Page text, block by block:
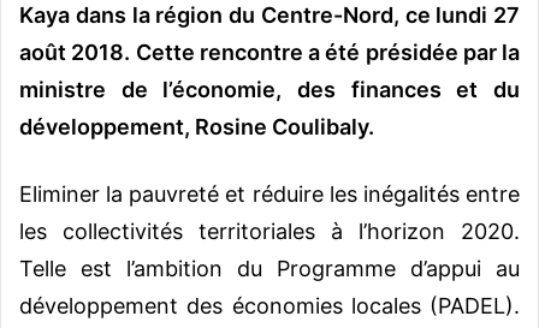
Kaya dans la région du Centre-Nord, ce lundi 27
août 2018. Cette rencontre a été présidée par la
ministre de l’économie, des finances et du
développement, Rosine Coulibaly.
Eliminer la pauvreté et réduire les inégalités entre
les collectivités territoriales à l’horizon 2020.
Telle est l’ambition du Programme d’appui au
développement des économies locales (PADEL).